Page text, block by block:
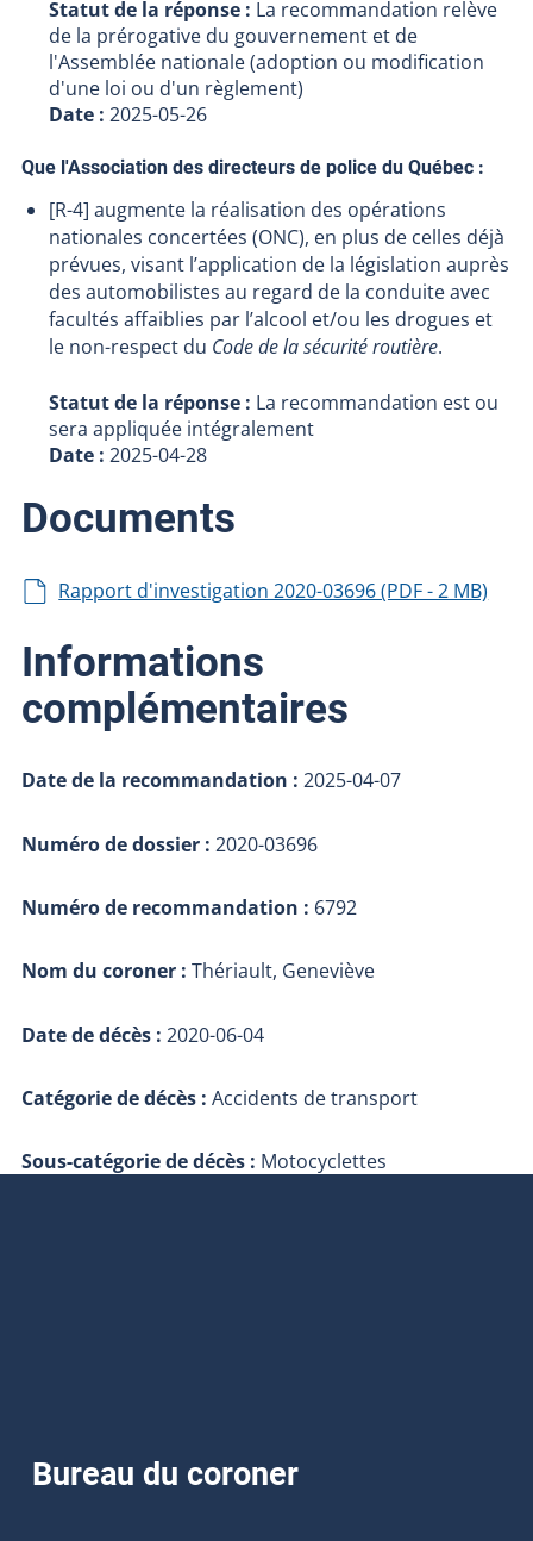
Statut de la réponse : La recommandation relève
de la prérogative du gouvernement et de
l'Assemblée nationale (adoption ou modification
d'une loi ou d'un règlement)
Date :2025-05-26
Que l'Association des directeurs de police du Québec :
[R-4] augmente la réalisation des opérations
nationales concertées (ONC), en plus de celles déjà
prévues, visant l’application de la législation auprès
des automobilistes au regard de la conduite avec
facultés affaiblies par l’alcool et/ou les drogues et
le non-respect du Code de la sécurité routière.
Statut de la réponse : La recommandation est ou
sera appliquée intégralement
Date :2025-04-28
Documents
Rapport d'investigation 2020-03696 (PDF - 2 MB)
Informations
complémentaires
Date de la recommandation : 2025-04-07
Numéro de dossier : 2020-03696
Numéro de recommandation : 6792
Nom du coroner : Thériault, Geneviève
Date de décès : 2020-06-04
Catégorie de décès : Accidents de transport
Sous-catégorie de décès : Motocyclettes
Bureau du coroner